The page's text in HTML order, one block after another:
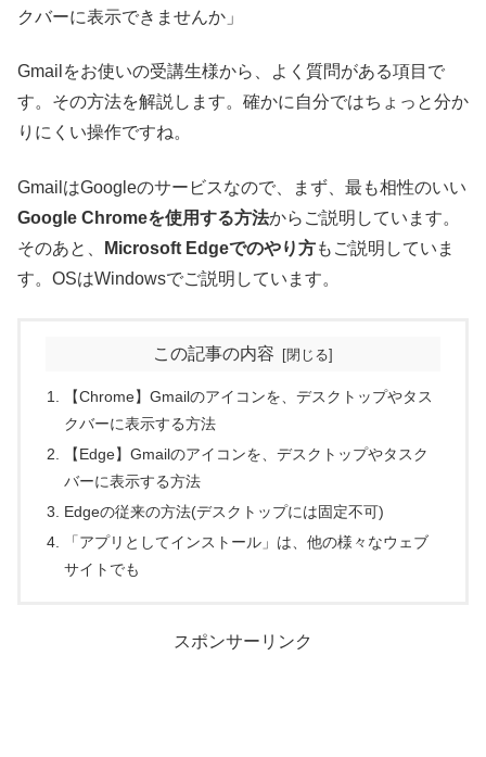
クバーに表示できませんか」
Gmailをお使いの受講生様から、よく質問がある項目で
す。その方法を解説します。確かに自分ではちょっと分か
りにくい操作ですね。
GmailはGoogleのサービスなので、まず、最も相性のいい
Google Chromeを使用する方法からご説明しています。
そのあと、
Microsoft Edgeでのやり方もご説明していま
す。OSはWindowsでご説明しています。
この記事の内容
【Chrome】Gmailのアイコンを、デスクトップやタス
クバーに表示する方法
【Edge】Gmailのアイコンを、デスクトップやタスク
バーに表示する方法
Edgeの従来の方法(デスクトップには固定不可)
「アプリとしてインストール」は、他の様々なウェブ
サイトでも
スポンサーリンク